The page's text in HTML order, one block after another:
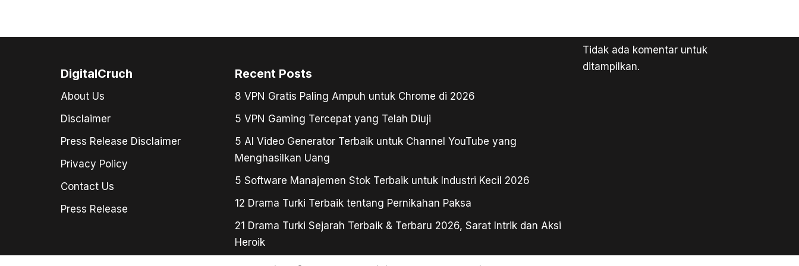
DigitalCruch
About Us
Disclaimer
Press Release Disclaimer
Privacy Policy
Contact Us
Press Release
Recent Posts
8 VPN Gratis Paling Ampuh untuk Chrome di 2026
5 VPN Gaming Tercepat yang Telah Diuji
5 AI Video Generator Terbaik untuk Channel YouTube yang
Menghasilkan Uang
5 Software Manajemen Stok Terbaik untuk Industri Kecil 2026
12 Drama Turki Terbaik tentang Pernikahan Paksa
21 Drama Turki Sejarah Terbaik & Terbaru 2026, Sarat Intrik dan Aksi
Heroik
Tidak ada komentar untuk
ditampilkan.